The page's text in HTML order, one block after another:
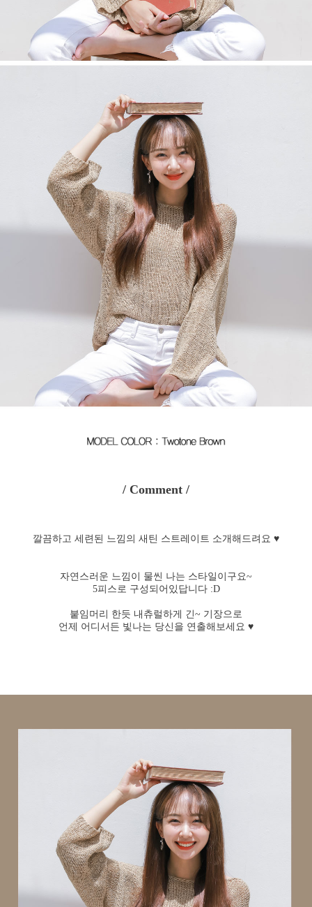
/ Comment /
깔끔하고 세련된 느낌의 새틴 스트레이트 소개해드려요 ♥
자연스러운 느낌이 물씬 나는 스타일이구요~
5피스로 구성되어있답니다 :D
붙임머리 한듯 내츄럴하게 긴~ 기장으로
언제 어디서든 빛나는 당신을 연출해보세요 ♥